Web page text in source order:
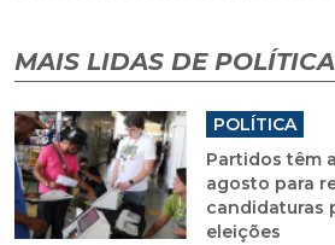
MAIS LIDAS DE POLÍTICA
POLÍTICA
Partidos têm
agosto para
candidaturas
eleições